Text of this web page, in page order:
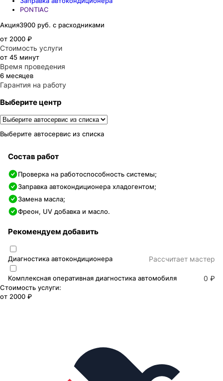
PONTIAC
Акция3900 руб. с расходниками
от 2000 ₽
Стоимость услуги
от 45 минут
Время проведения
6 месяцев
Гарантия на работу
Выберите центр
Выберите автосервис из списка
Состав работ
Проверка на работоспособность системы;
Заправка автокондиционера хладогентом;
Замена масла;
Фреон, UV добавка и масло.
Рекомендуем добавить
Диагностика автокондиционера Раcсчитает мастер
Комплексная оперативная диагностика автомобиля 0 ₽
Стоимость услуги:
от 2000 ₽